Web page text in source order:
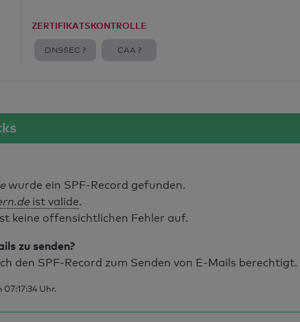
ZERTIFIKATSKONTROLLE
DNSSEC ? CAA ?
wurde ein SPF-Record gefunden.
ist valide.
keine offensichtlichen Fehler auf.
zu senden?
den SPF-Record zum Senden von E-Mails berechtigt.
Uhr.